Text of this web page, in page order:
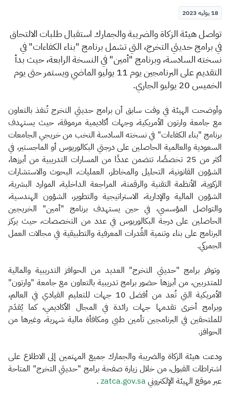
18 يوليه 2023
​​​​​​تواصلهيئة الزكاة والضريبة والجمارك استقبال طلبات الالتحاق
في برامج حديثي التخرج، التي تشمل برنامج "بناء الكفاءات" في
نسخته السادسة، وبرنامج "أمين" في النسخة الرابعة، حيث بدأ
التقديم على البرنامجين يوم 11 يوليو الماضي ويستمر حتى يوم
الخميس 20 يوليو الجاري.
وأوضحت الهيئة في وقت سابق أن برامج حديثي التخرج تُنفذ بالتعاون
مع جامعة وارتون الأمريكية، وجهات أكاديمية مرموقة، حيث يستهدف
برنامج "بناء الكفاءات" في نسخته السادسة النخب من خريجي الجامعات
السعودية والعالمية الحاصلين على درجتي البكالوريوس أو الماجستير، في
أكثر من 25 تخصصًا، تتضمن عددًا من المسارات التدريبية من أبرزها،
الشؤون القانونية، التحليل والمخاطر، العمليات، البحوث والاستشارات
الزكوية، الأنظمة التقنية والرقمنة، المراجعة الداخلية، الموارد البشرية،
الشؤون المالية والإدارية، الاستراتيجية والتطوير، الشؤون الهندسية،
والتواصل المؤسسي، في حين يستهدف برنامج "أمين" الخريجين
الحاصلين على درجة البكالوريوس في عدد من التخصصات، حيث يركز
البرنامج على بناء وتنمية القُدرات المعرفية والتطبيقية في مجالات العمل
الجمركي.
وتوفر برامج "حديثي التخرج" العديد من الحوافز التدريبية والمالية
للمتدربين، من أبرزها حضور برامج تدريبية بالتعاون مع جامعة "وارتون"
الأمريكية التي تُعد من أفضل 10 جهات للتعليم القيادي في العالم،
وبرامج أخرى تقدمها جهات رائدة في المجال الأكاديمي، كما يُقدَم
للملتحقين في البرنامجين تأمين طبي ومكافأة مالية شهرية، وغيرها من
الحوافز.
ودعت هيئة الزكاة والضريبة والجمارك جميع المهتمين إلى الاطلاع على
اشتراطات القبول، من خلال زيارة صفحة برامج "حديثي التخرج" المتاحة
عبر موقع الهيئة الإلكتروني zatca.gov.sa
.